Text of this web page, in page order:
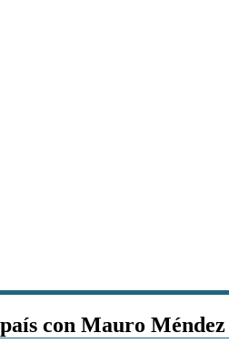
con Mauro